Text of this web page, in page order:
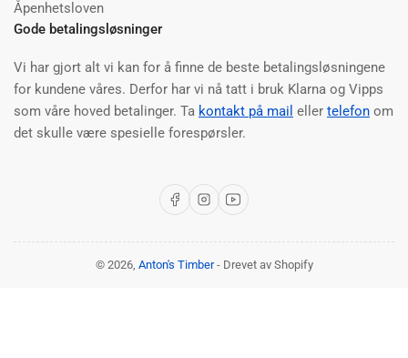
Åpenhetsloven
Gode betalingsløsninger
Vi har gjort alt vi kan for å finne de beste betalingsløsningene
for kundene våres. Derfor har vi nå tatt i bruk Klarna og Vipps
som våre hoved betalinger. Ta kontakt på mail eller telefon om
det skulle være spesielle forespørsler.
Facebook
InstagramYouTube
© 2026, Anton's Timber- Drevet av Shopify